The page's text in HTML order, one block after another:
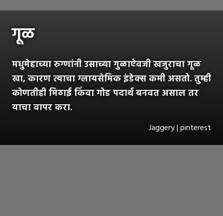
गूळ
मधुमेहाच्या रुग्णांनी उसाच्या गुळाऐवजी खजुराचा गूळ
खा, कारण त्याचा ग्लायसेमिक इंडेक्स कमी असतो. तुम्ही
कोणतीही मिठाई किंवा गोड पदार्थ बनवत असाल तर
याचा वापर करा.
Jaggery | pinterest